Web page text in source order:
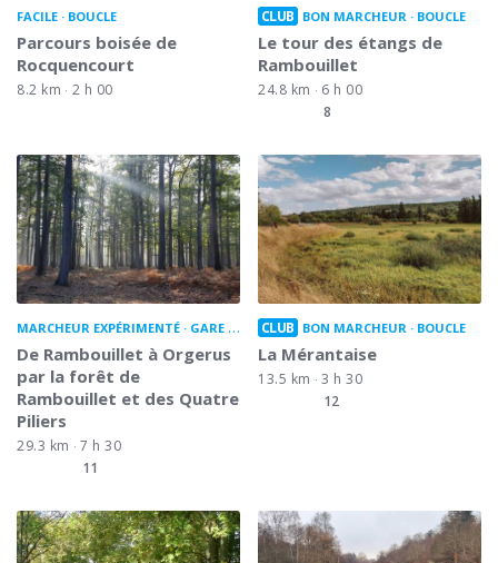
FACILE BOUCLE
Parcours boisée de
Rocquencourt
8.2 km 2 h 00
CLUB BON MARCHEUR BOUCLE
Le tour des étangs de
Rambouillet
24.8 km
6 h 00
8
MARCHEUR EXPÉRIMENTÉ GARE À GARE
De Rambouillet à Orgerus
par la forêt de
Rambouillet et des Quatre
Piliers
29.3 km
7 h 30
11
CLUB BON MARCHEUR BOUCLE
La Mérantaise
13.5 km
3 h 30
12